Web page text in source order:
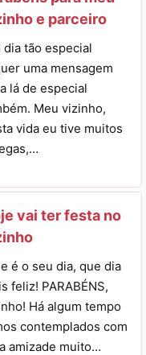
e parceiro
dia tão especial
uma mensagem
lá de especial
Meu vizinho,
vida eu tive muitos
vai ter festa no
é o seu dia, que dia
feliz! PARABÉNS,
Há algum tempo
contemplados com
amizade muito…